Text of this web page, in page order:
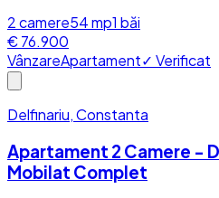
2camere54mp1 băi
€ 76.900
VânzareApartament✓ Verificat
Delfinariu, Constanta
Apartament 2 Camere -
Mobilat Complet